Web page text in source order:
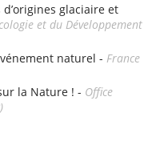
glaciaire et
et du Développement
naturel - France
la Nature ! - Office